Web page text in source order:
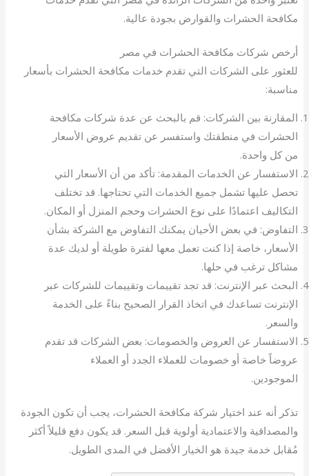
مكافحة الحشرات والقوارض بجودة عالية.
أرخص شركات مكافحة الحشرات في مصر
للعثور على الشركات التي تقدم خدمات مكافحة الحشرات بأسعار
مناسبة:
المقارنة بين الشركات: قم بالبحث عن عدة شركات مكافحة
الحشرات في منطقتك واستفسر عن تقديم عروض الأسعار
من كل واحدة.
الاستفسار عن الخدمات المقدمة: تأكد من أن الأسعار التي
تحصل عليها تشمل جميع الخدمات التي تحتاجها. قد تختلف
التكاليف اعتمادًا على نوع الحشرات وحجم المنزل أو المكان.
التفاوض: في بعض الأحيان يمكنك التفاوض مع الشركة بشأن
الأسعار، خاصة إذا كنت تعمل معها لفترة طويلة أو لديك عدة
مشاكل ترغب في حلها.
البحث عبر الإنترنت: قد تجد تقييمات وتقييمات للشركات عبر
الإنترنت تساعدك في اتخاذ القرار الصحيح بناءً على الخدمة
والسعر.
الاستفسار عن العروض والخصومات: بعض الشركات قد تقدم
عروضاً خاصة أو خصومات للعملاء الجدد أو العملاء
الموجودين.
تذكر أنه عند اختيار شركة مكافحة الحشرات، يجب أن تكون الجودة
والمصداقية والاعتمادية أولوية قبل السعر. قد يكون دفع قليلاً أكثر
مُقابل خدمة جيدة هو الخيار الأفضل في المدى الطويل.